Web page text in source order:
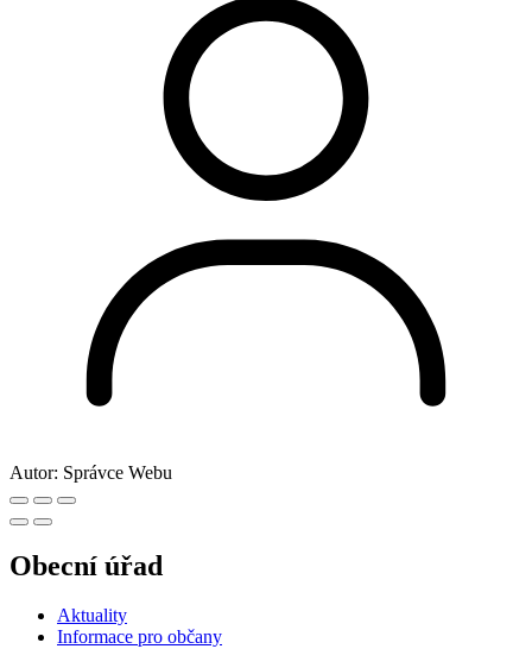
Autor: Správce Webu
Obecní úřad
Aktuality
Informace pro občany